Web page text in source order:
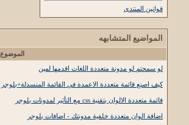
قوانين المنتدى
المواضيع المتشابهه
الموضوع
لو سمحتم لو مدونة متعددة اللغات اقدمها لمين
كيف اصنع قائمة متعددة الاعمدة في القائمة المنسدلة+بلوجر
قائمة متعددة الالوان بتقنية css مع التأثير لمدونات بلوجر
اضافة الوان متعددة خلفية مدونتك - اضافات بلوجر